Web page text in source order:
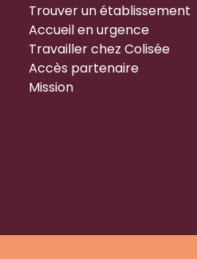
Trouver un établissement
Accueil en urgence
Travailler chez Colisée
Accès partenaire
Mission